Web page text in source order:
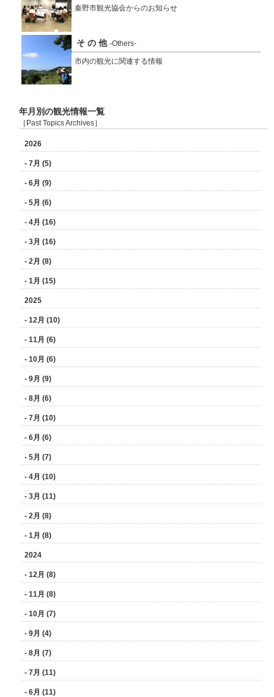
秦野市観光協会からのお知らせ
そ の 他 -Others-
市内の観光に関連する情報
年月別の観光情報一覧
［Past Topics Archives］
2026
- 7月 (5)
- 6月 (9)
- 5月 (6)
- 4月 (16)
- 3月 (16)
- 2月 (8)
- 1月 (15)
2025
- 12月 (10)
- 11月 (6)
- 10月 (6)
- 9月 (9)
- 8月 (6)
- 7月 (10)
- 6月 (6)
- 5月 (7)
- 4月 (10)
- 3月 (11)
- 2月 (8)
- 1月 (8)
2024
- 12月 (8)
- 11月 (8)
- 10月 (7)
- 9月 (4)
- 8月 (7)
- 7月 (11)
- 6月 (11)